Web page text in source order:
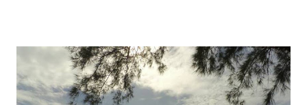
menu yang disajikan rasanya aku kurang begitu faham, Namun
karena Customer service nya Ramah, dan sabar menjelaskan apa
yang aku tanyakan, akhirnya aku punya bayangan dari jenis jenis